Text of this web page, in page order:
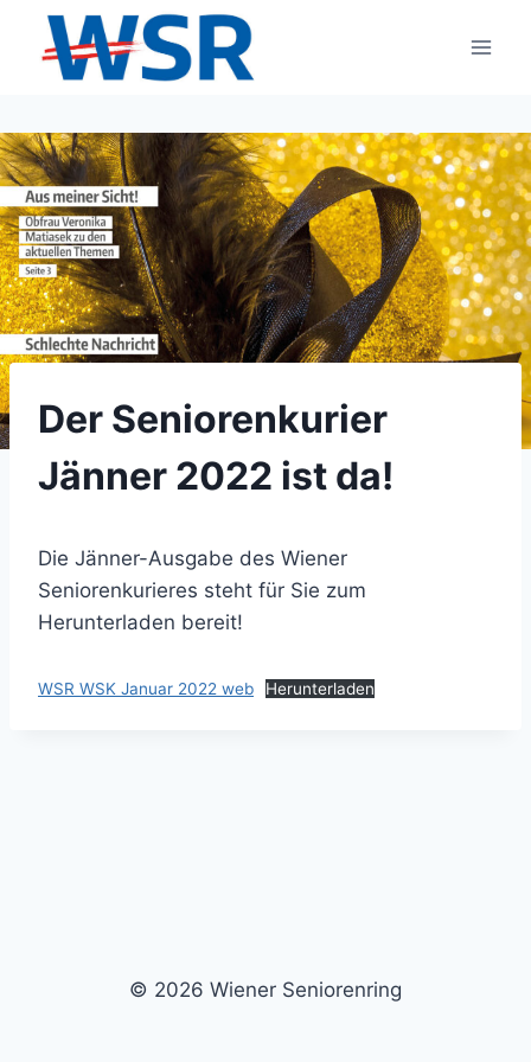
Inhalt
springen
Der Seniorenkurier
Jänner 2022 ist da!
Die Jänner-Ausgabe des Wiener
Seniorenkurieres steht für Sie zum
Herunterladen bereit!
WSR WSK Januar 2022 web Herunterladen
© 2026 Wiener Seniorenring